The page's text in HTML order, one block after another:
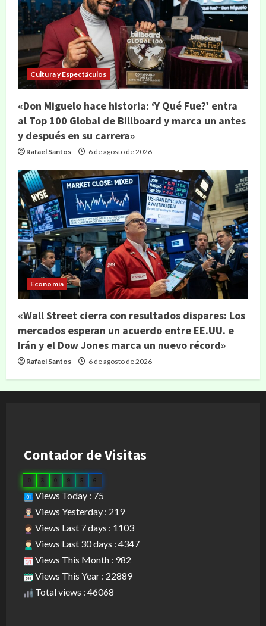
Cultura y Espectáculos
«Don Miguelo hace historia: ‘Y Qué Fue?’ entra
al Top 100 Global de Billboard y marca un antes
y después en su carrera»
Rafael Santos 6 de agosto de 2026
Economía
«Wall Street cierra con resultados dispares: Los
mercados esperan un acuerdo entre EE.UU. e
Irán y el Dow Jones marca un nuevo récord»
Rafael Santos 6 de agosto de 2026
Contador de Visitas
0 9 5 6
Views Today : 75
Views Yesterday : 219
Views Last 7 days : 1103
Views Last 30 days : 4347
Views This Month : 982
Views This Year : 22889
Total views : 46068